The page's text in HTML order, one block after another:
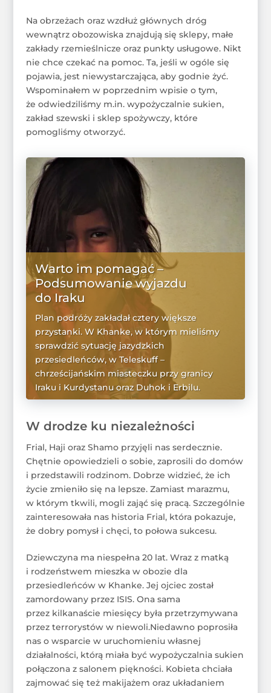
Na obrzeżach oraz wzdłuż głównych dróg
wewnątrz obozowiska znajdują się sklepy, małe
zakłady rzemieślnicze oraz punkty usługowe. Nikt
nie chce czekać na pomoc. Ta, jeśli w ogóle się
pojawia, jest niewystarczająca, aby godnie żyć.
Wspominałem w poprzednim wpisie o tym,
że odwiedziliśmy m.in. wypożyczalnie sukien,
zakład szewski i sklep spożywczy, które
pomogliśmy otworzyć.
Warto im pomagać –
Podsumowanie wyjazdu
do Iraku
Plan podróży zakładał cztery większe
przystanki. W Khanke, w którym mieliśmy
sprawdzić sytuację jazydzkich
przesiedleńców, w Teleskuff –
chrześcijańskim miasteczku przy granicy
Iraku i Kurdystanu oraz Duhok i Erbilu.
WIĘCEJ
W drodze ku niezależności
Frial, Haji oraz Shamo przyjęli nas serdecznie.
Chętnie opowiedzieli o sobie, zaprosili do domów
i przedstawili rodzinom. Dobrze widzieć, że ich
życie zmieniło się na lepsze. Zamiast marazmu,
w którym tkwili, mogli zająć się pracą. Szczególnie
zainteresowała nas historia Frial, która pokazuje,
że dobry pomysł i chęci, to połowa sukcesu.
Dziewczyna ma niespełna 20 lat. Wraz z matką
i rodzeństwem mieszka w obozie dla
przesiedleńców w Khanke. Jej ojciec został
zamordowany przez ISIS. Ona sama
przez kilkanaście miesięcy była przetrzymywana
przez terrorystów w niewoli.Niedawno poprosiła
nas o wsparcie w uruchomieniu własnej
działalności, którą miała być wypożyczalnia sukien
połączona z salonem piękności. Kobieta chciała
zajmować się też makijażem oraz układaniem